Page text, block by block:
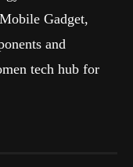
Gadget,
and
tech hub for